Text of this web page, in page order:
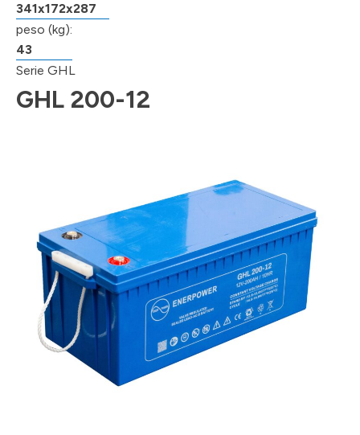
341x172x287
peso (kg):
43
Serie GHL
GHL 200-12